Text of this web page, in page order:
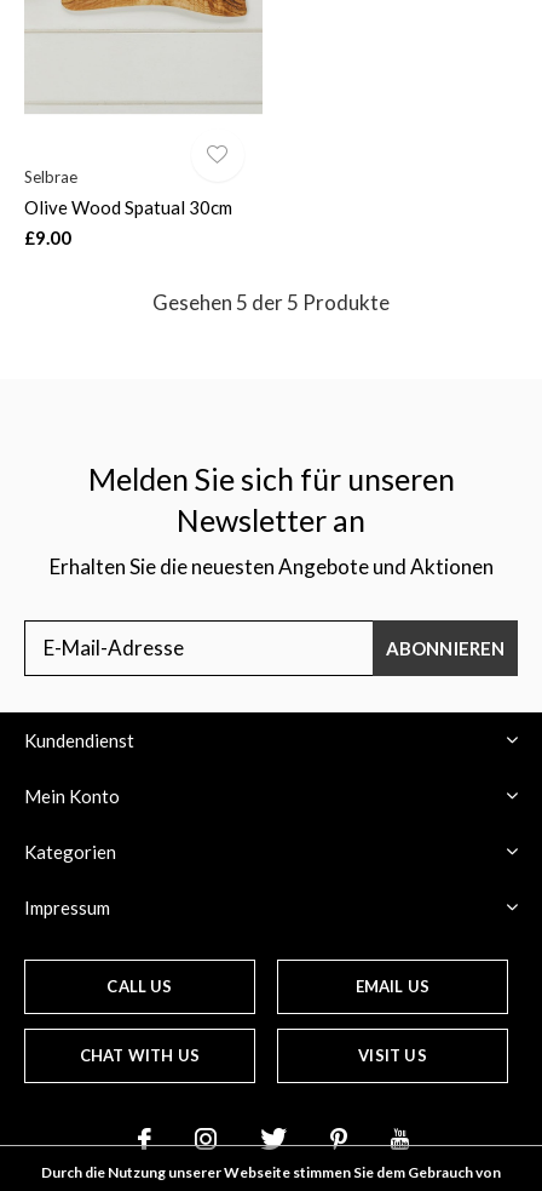
Selbrae
Olive Wood Spatual 30cm
£9.00
Gesehen 5 der 5 Produkte
Melden Sie sich für unseren
Newsletter an
Erhalten Sie die neuesten Angebote und Aktionen
ABONNIEREN
Kundendienst
Mein Konto
Kategorien
Impressum
CALL US EMAIL US
CHAT WITH US VISIT US
Durch die Nutzung unserer Webseite stimmen Sie dem Gebrauch von